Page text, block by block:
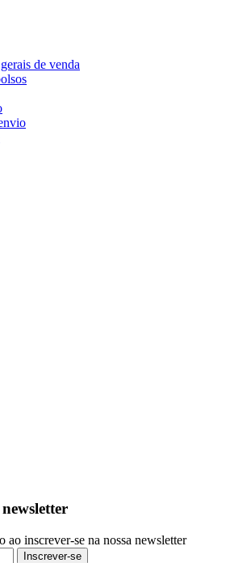
de venda
ao inscrever-se na nossa newsletter
Inscrever-se